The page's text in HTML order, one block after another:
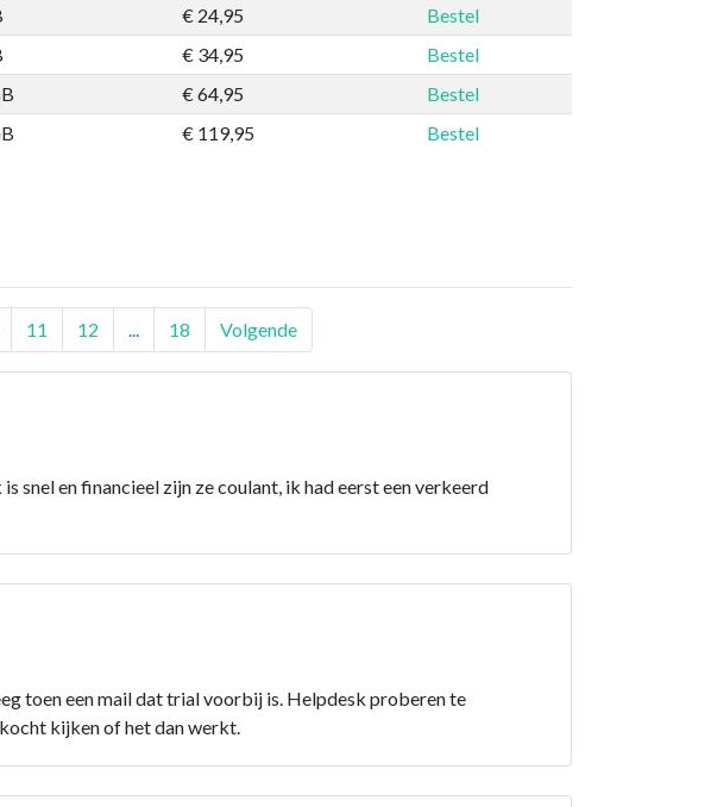
€ 24,95
Bestel
€ 34,95
Bestel
€ 64,95
Bestel
€ 119,95 Bestel
11 12 18 Volgende
snel en financieel zijn ze coulant, ik had eerst een verkeerd
toen een mail dat trial voorbij is. Helpdesk proberen te
kijken of het dan werkt.